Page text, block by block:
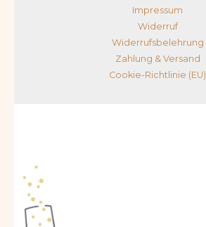
Impressum
Widerruf
Widerrufsbelehrung
Zahlung & Versand
Cookie-Richtlinie (EU)